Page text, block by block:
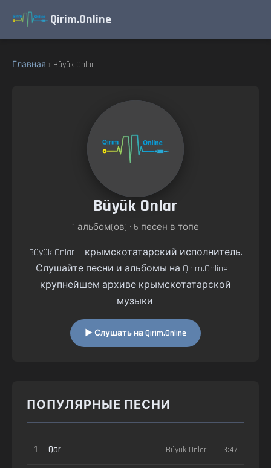
Qirim.Online
Главная › Büyük Onlar
Büyük Onlar
1 альбом(ов) • 6 песен в топе
Büyük Onlar — крымскотатарский исполнитель.
Слушайте песни и альбомы на Qirim.Online —
крупнейшем архиве крымскотатарской
музыки.
▶ Слушать на Qirim.Online
ПОПУЛЯРНЫЕ ПЕСНИ
1 Qar Büyük Onlar 3:47